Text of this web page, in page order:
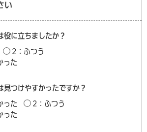
い
役に立ちましたか？
2：ふつう
った
見つけやすかったですか？
った
2：ふつう
った